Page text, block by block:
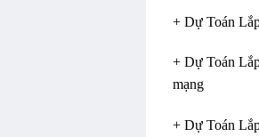
+ Dự Toán
+ Dự Toán
mạng
+ Dự Toán